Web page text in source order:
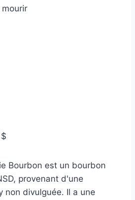
Bourbon est un bourbon
provenant d'une
non divulguée. Il a une